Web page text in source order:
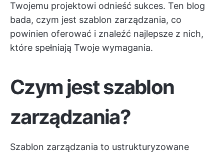
Twojemu projektowi odnieść sukces. Ten blog
bada, czym jest szablon zarządzania, co
powinien oferować i znaleźć najlepsze z nich,
które spełniają Twoje wymagania.
Czym jest szablon
zarządzania?
Szablon zarządzania to ustrukturyzowane